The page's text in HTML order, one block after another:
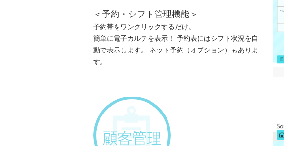
＜予約・シフト管理機能＞
予約帯をワンクリックするだけ。
簡単に電子カルテを表示！ 予約表にはシフト状況を自
動で表示します。 ネット予約（オプション）もありま
す。
顧客管理